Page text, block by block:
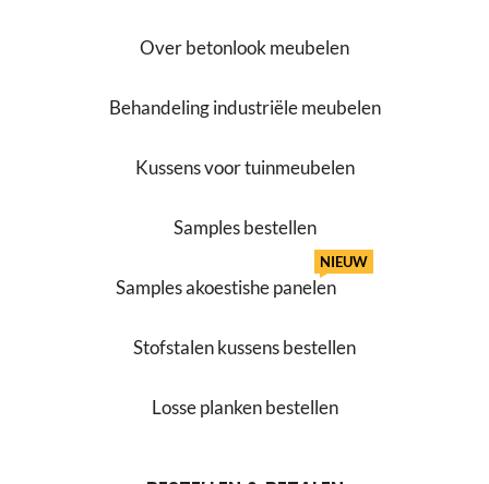
Over betonlook meubelen
Behandeling industriële meubelen
Kussens voor tuinmeubelen
Samples bestellen
Samples akoestishe panelen
NIEUW
Stofstalen kussens bestellen
Losse planken bestellen